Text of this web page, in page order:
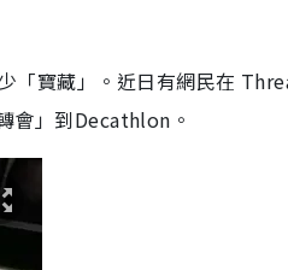
「寶藏」。近日有網民在
會」到Decathlon。